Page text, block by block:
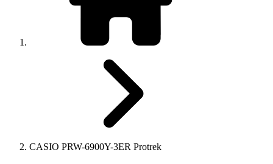
CASIO PRW-6900Y-3ER Protrek